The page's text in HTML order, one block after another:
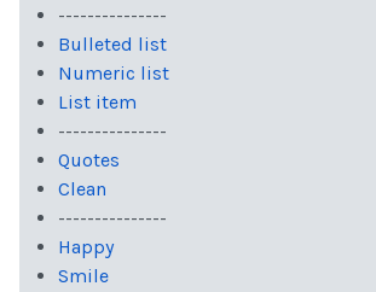
---------------
Bulleted list
Numeric list
List item
---------------
Quotes
Clean
---------------
Happy
Smile